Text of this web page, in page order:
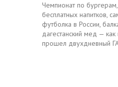
Чемпионат по
бесплатных напитков,
футболка в России,
дагестанский мед —
прошел двухдневный